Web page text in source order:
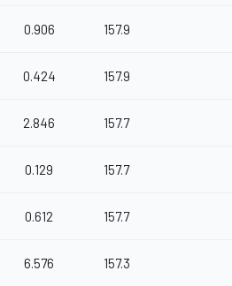
0.906 157.9
0.424 157.9
2.846 157.7
0.129 157.7
0.612 157.7
6.576 157.3